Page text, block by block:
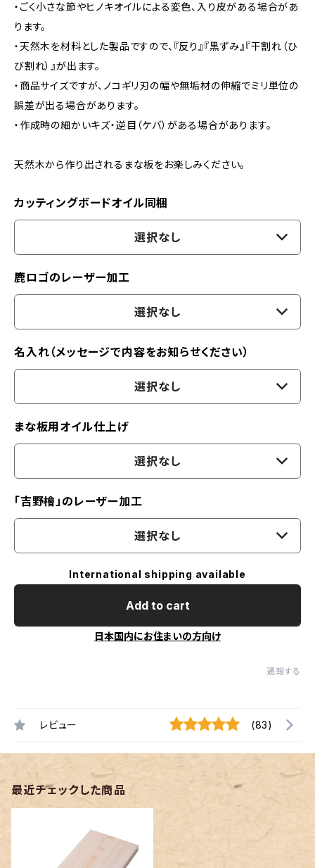
・ごく小さな節やヒノキオイルによる変色、入り皮がある場合があ
ります。
・天然木を材料とした製品ですので、『反り』『黒ずみ』『干割れ（ひ
び割れ）』が出ます。
・商品サイズですが、ノコギリ刃の幅や無垢材の伸縮でミリ単位の
誤差が出る場合があります。
・作成時の細かいキズ・逆目（ケバ）がある場合があります。
天然木から作り出されるまな板をお楽しみください。
カッティングボードオイル同梱
選択なし
鹿ロゴのレーザー加工
選択なし
名入れ（メッセージで内容をお知らせください）
選択なし
まな板用オイル仕上げ
選択なし
「吉野檜」のレーザー加工
選択なし
International shipping available
Add to cart
日本国内にお住まいの方向け
通報する
レビュー (83)
最近チェックした商品